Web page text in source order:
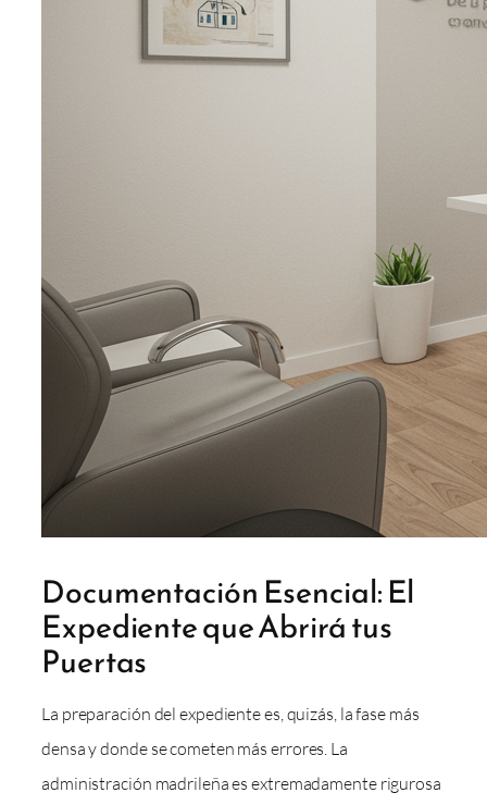
Documentación Esencial: El
Expediente que Abrirá tus
Puertas
La preparación del expediente es, quizás, la fase más
densa y donde se cometen más errores. La
administración madrileña es extremadamente rigurosa